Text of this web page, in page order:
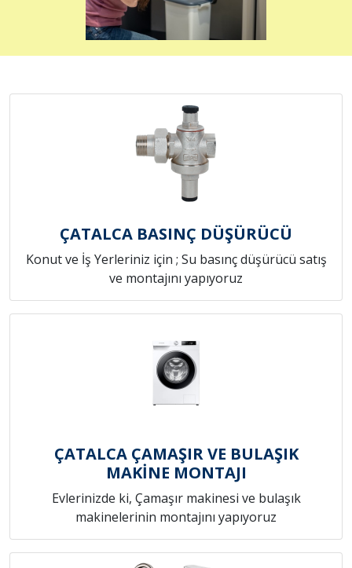
ÇATALCA BASINÇ DÜŞÜRÜCÜ
Konut ve İş Yerleriniz için ; Su basınç düşürücü satış
ve montajını yapıyoruz
ÇATALCA ÇAMAŞIR VE BULAŞIK
MAKİNE MONTAJI
Evlerinizde ki, Çamaşır makinesi ve bulaşık
makinelerinin montajını yapıyoruz